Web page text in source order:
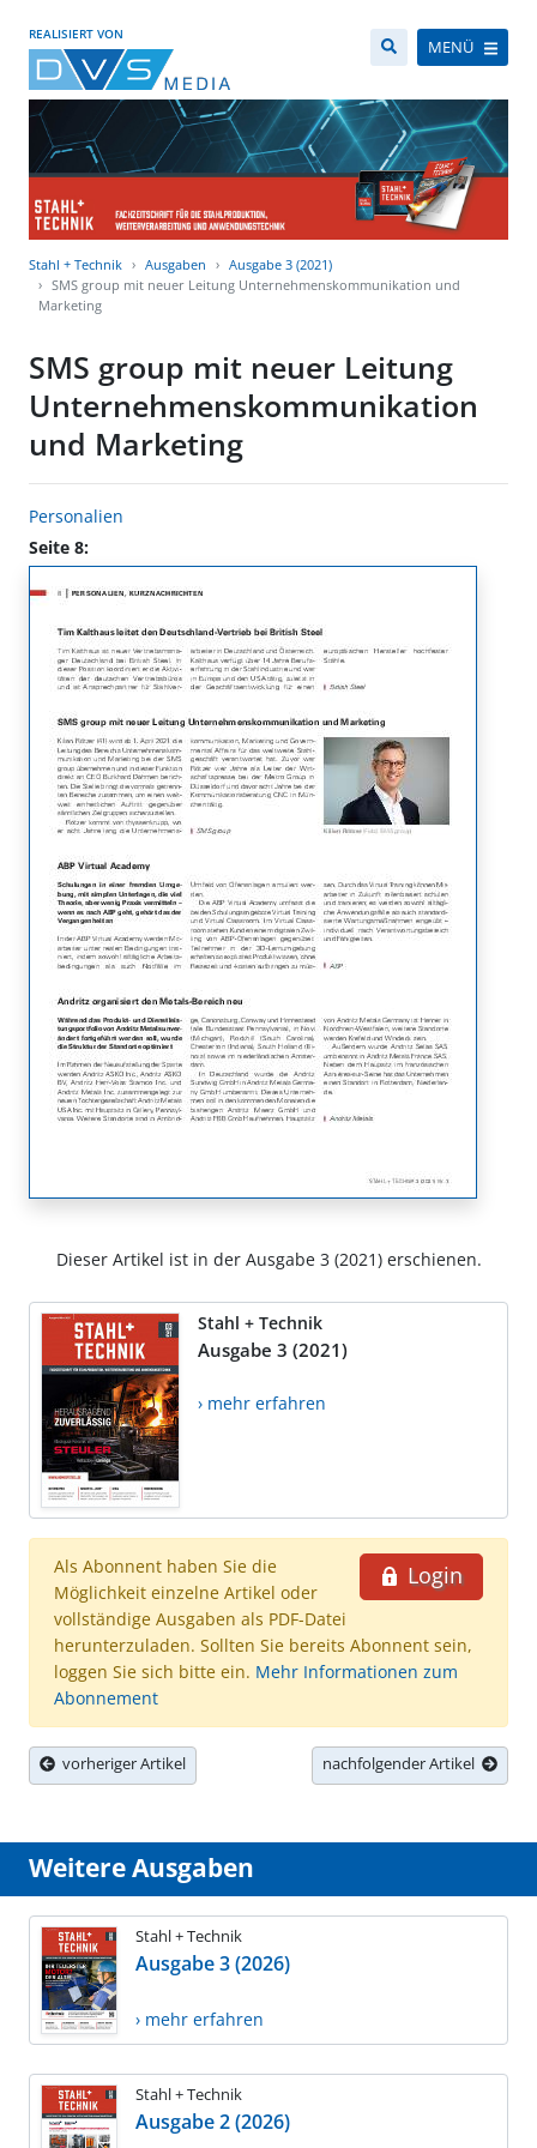
REALISIERT VON
MENÜ
Stahl + Technik Ausgaben
Ausgabe 3 (2021)
SMS group mit neuer Leitung Unternehmenskommunikation und
Marketing
SMS group mit neuer Leitung
Unternehmenskommunikation
und Marketing
Personalien
Seite 8:
Dieser Artikel ist in der Ausgabe 3 (2021) erschienen.
Stahl + Technik
Ausgabe 3 (2021)
› mehr erfahren
Login
Als Abonnent haben Sie die
Möglichkeit einzelne Artikel oder
vollständige Ausgaben als PDF-Datei
herunterzuladen. Sollten Sie bereits Abonnent sein,
loggen Sie sich bitte ein. Mehr Informationen zum
Abonnement
vorheriger Artikel nachfolgender Artikel
Weitere Ausgaben
Stahl + Technik
Ausgabe 3 (2026)
› mehr erfahren
Stahl + Technik
Ausgabe 2 (2026)